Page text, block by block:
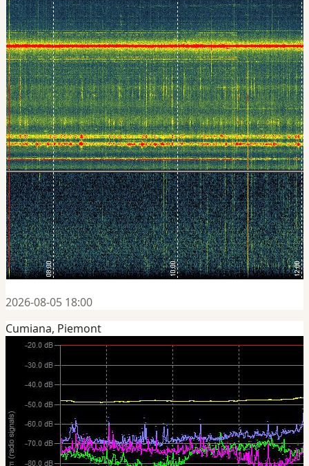
2026-08-05 18:00
Cumiana, Piemont